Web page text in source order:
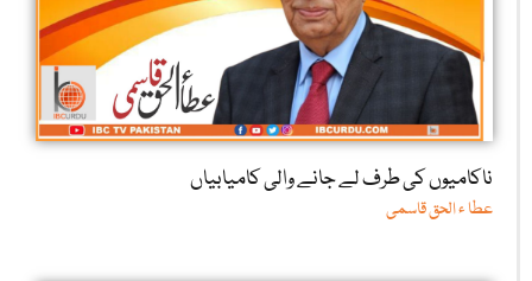
ناکامیوں کی طرف لے جانے والی کامیابیاں
عطا ء الحق قاسمی